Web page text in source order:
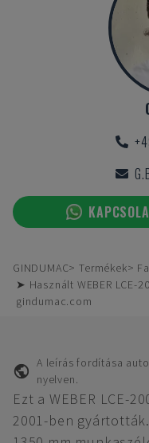
GINDUMAC Termékek
➤ Használt WEBER LCE-
gindumac.com
A leírás fordítása
nyelven.
Ezt a WEBER LCE-
2001-ben